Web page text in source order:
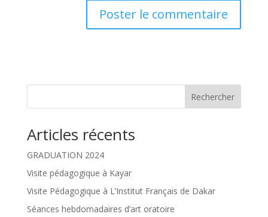
Rechercher
Articles récents
GRADUATION 2024
Visite pédagogique à Kayar
Visite Pédagogique à L’Institut Français de Dakar
Séances hebdomadaires d’art oratoire